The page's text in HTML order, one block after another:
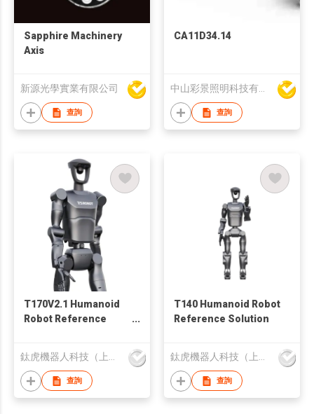
Sapphire Machinery
Axis
新源光學實業有限公司
查詢
CA11D34.14
查詢
T170V2.1 Humanoid
Robot Reference
鈦虎機器人科技（上海）有限公司
查詢
T140 Humanoid Robot
Reference Solution
鈦虎機器人科技（上海）有限公司
查詢